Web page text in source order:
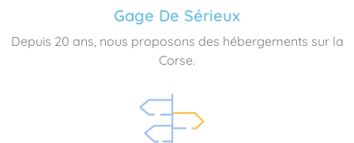
Gage De Sérieux
Depuis 20 ans, nous proposons des hébergements sur la
Corse.